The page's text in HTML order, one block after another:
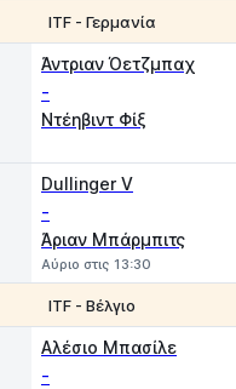
ITF - Γερμανία
Άντριαν Όετζμπαχ
-
Ντέηβιντ Φίξ
Dullinger V
-
Άριαν Μπάρμπιτς
Αύριο στις 13:30
ITF - Βέλγιο
Αλέσιο Μπασίλε
-